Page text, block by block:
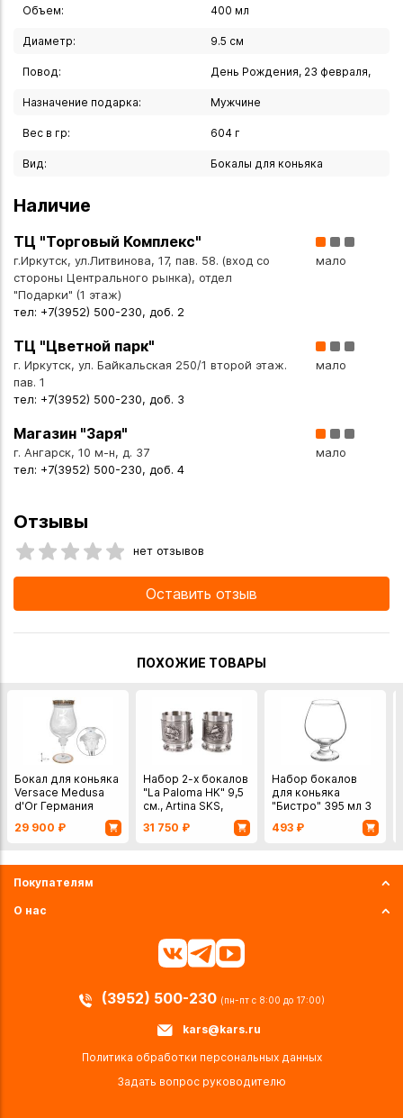
"Анжела" 400 мл Чехия Кристалекс РУС в указанных ниже
магазинах в Иркутске и в Ангарске, а также сделать заказ
или транспортной компанией по всей России.
Объем: 400 мл
Диаметр: 9.5 см
Повод: День Рождения, 23 февраля,
Назначение подарка: Мужчине
Вес в гр: 604 г
Вид: Бокалы для коньяка
Наличие
ТЦ "Торговый Комплекс"
г.Иркутск, ул.Литвинова, 17, пав. 58. (вход со
стороны Центрального рынка), отдел
"Подарки" (1 этаж)
тел: +7(3952) 500-230, доб. 2
мало
ТЦ "Цветной парк"
г. Иркутск, ул. Байкальская 250/1 второй этаж.
пав. 1
тел: +7(3952) 500-230, доб. 3
мало
Магазин "Заря"
г. Ангарск, 10 м-н, д. 37
тел: +7(3952) 500-230, доб. 4
мало
Отзывы
нет отзывов
Оставить отзыв
ПОХОЖИЕ ТОВАРЫ
Бокал для коньяка
Versace Medusa
d'Or Германия
29 900 ₽
Набор 2-х бокалов
"La Paloma HK" 9,5
см., Artina SKS,
Германия, олово
31 750 ₽
Набор бокалов
для коньяка
"Бистро" 395 мл 3
493 ₽
Покупателям
О нас
(3952) 500-230 (пн-пт с 8:00 до 17:00)
kars@kars.ru
Политика обработки персональных данных
Задать вопрос руководителю